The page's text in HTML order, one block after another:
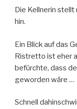
Die Kellnerin
hin.
Ein Blick auf das
Ristretto ist eher
befürchte, dass
geworden wäre …
Schnell